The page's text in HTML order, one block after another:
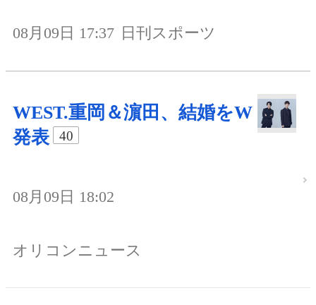
08月09日 17:37 日刊スポーツ
WEST.重岡＆濵田、結婚をW
発表
40
08月09日 18:02
オリコンニュース